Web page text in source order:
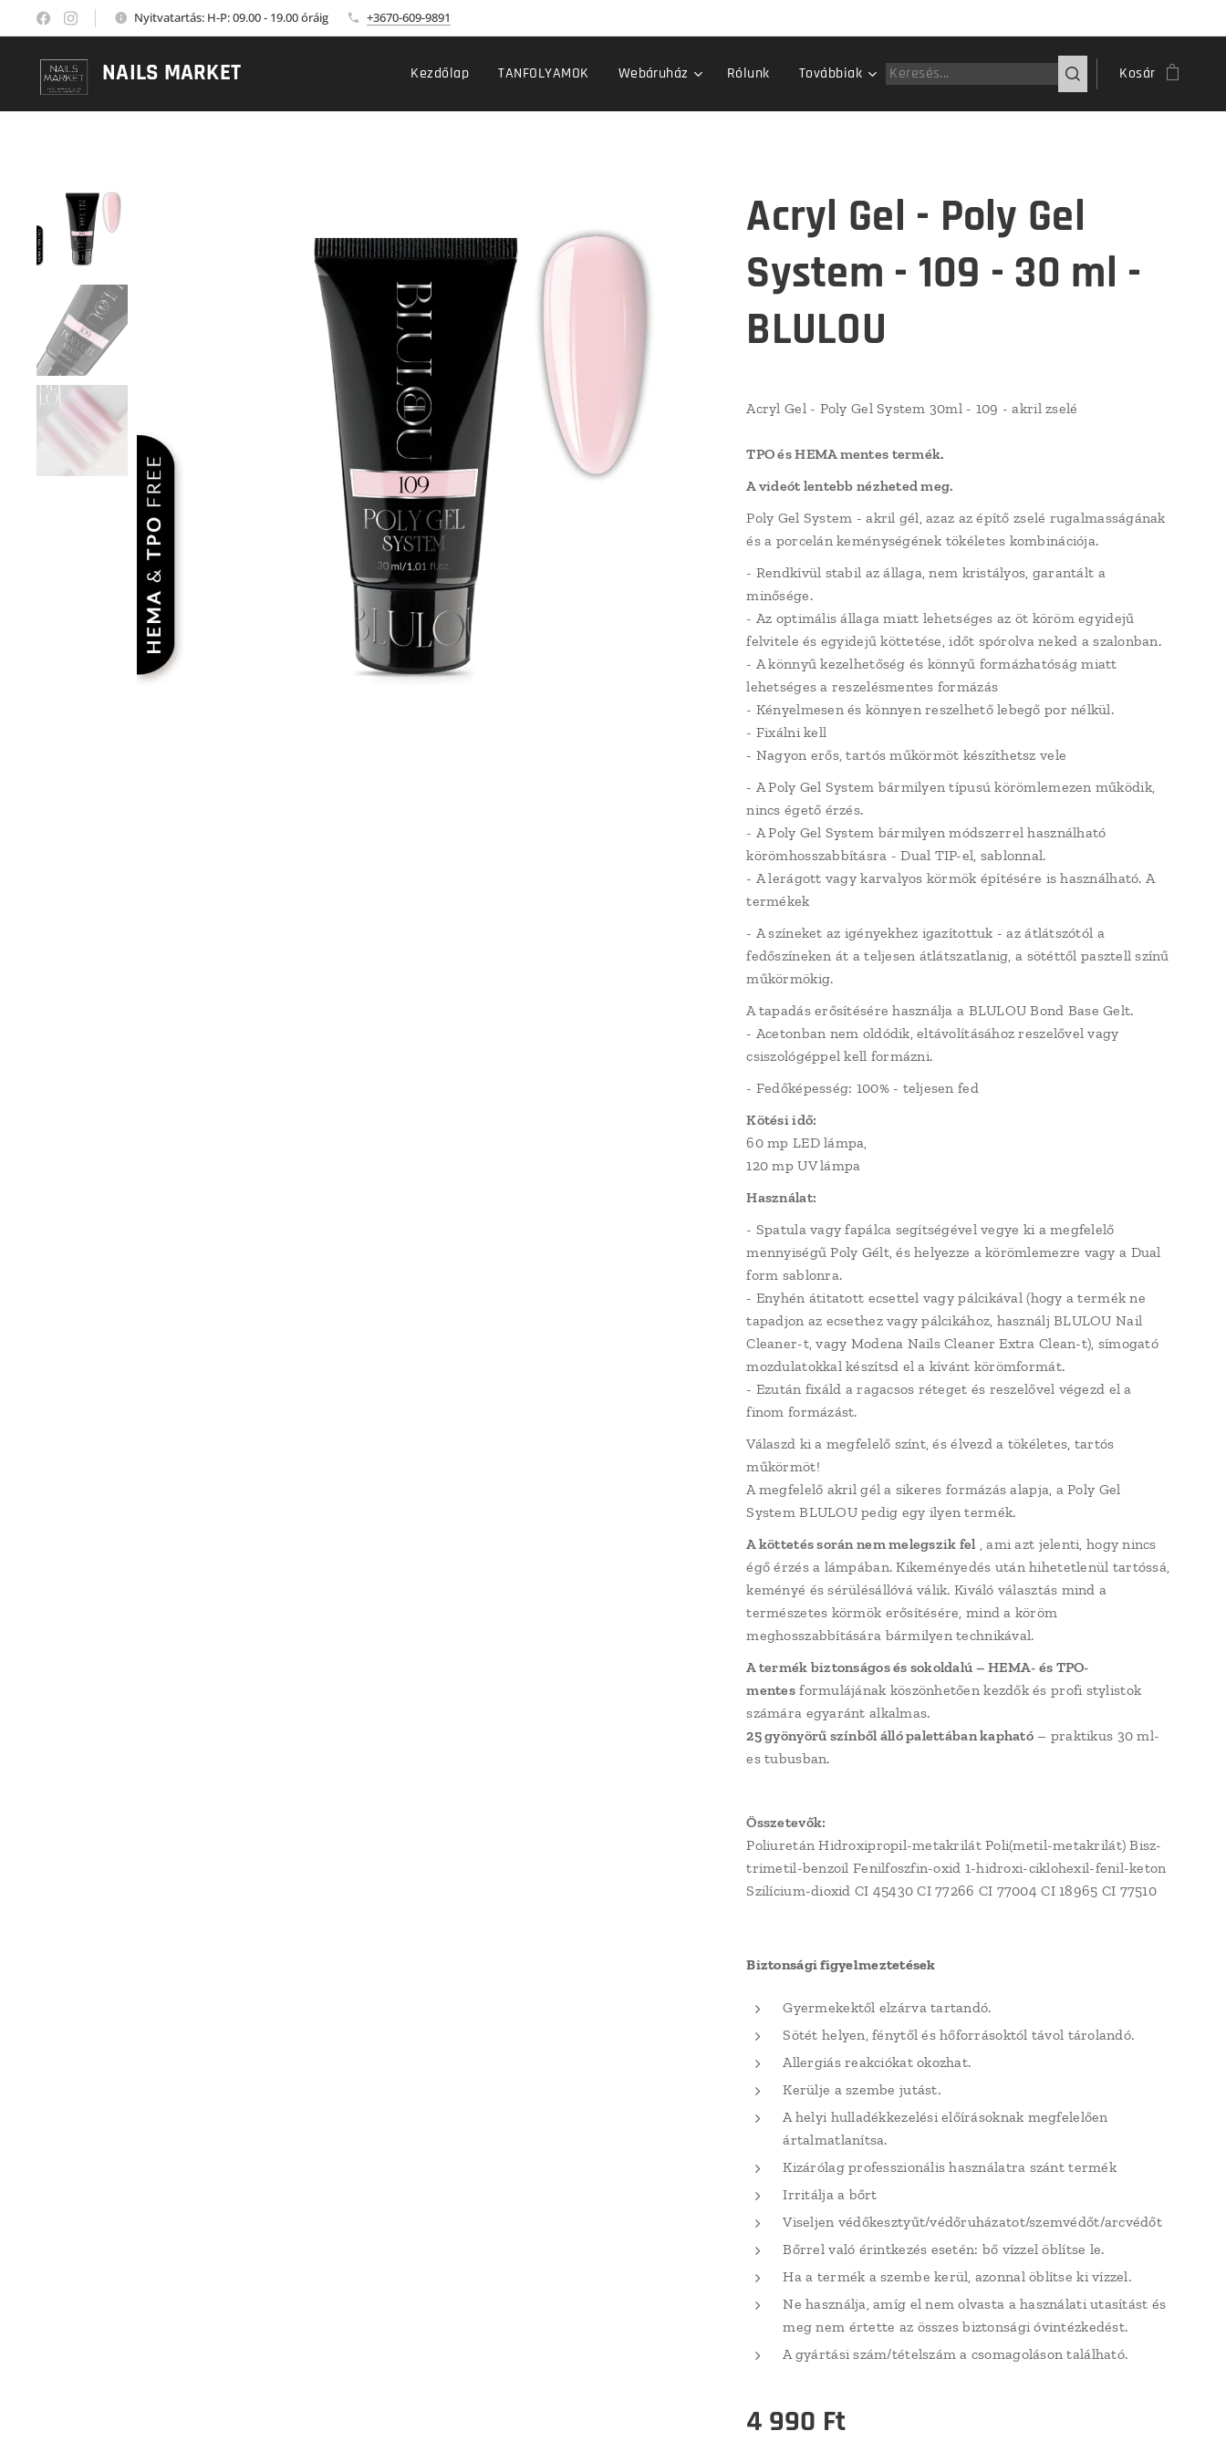
Nyitvatartás: H-P: 09.00 - 19.00 óráig +3670-609-9891
NAILS MARKET Kezdőlap TANFOLYAMOK Webáruház Rólunk Továbbiak Kosár
Acryl Gel - Poly Gel
System - 109 - 30 ml -
BLULOU
Acryl Gel - Poly Gel System 30ml - 109 - akril zselé
TPO és HEMA mentes termék.
A videót lentebb nézheted meg.
Poly Gel System - akril gél, azaz az építő zselé rugalmasságának
és a porcelán keménységének tökéletes kombinációja.
- Rendkívül stabil az állaga, nem kristályos, garantált a
minősége.
- Az optimális állaga miatt lehetséges az öt köröm egyidejű
felvitele és egyidejű köttetése, időt spórolva neked a szalonban.
- A könnyű kezelhetőség és könnyű formázhatóság miatt
lehetséges a reszelésmentes formázás
- Kényelmesen és könnyen reszelhető lebegő por nélkül.
- Fixálni kell
- Nagyon erős, tartós műkörmöt készíthetsz vele
- A Poly Gel System bármilyen típusú körömlemezen működik,
nincs égető érzés.
- A Poly Gel System bármilyen módszerrel használható
körömhosszabbításra - Dual TIP-el, sablonnal.
- A lerágott vagy karvalyos körmök építésére is használható. A
termékek
- A színeket az igényekhez igazítottuk - az átlátszótól a
fedőszíneken át a teljesen átlátszatlanig, a sötéttől pasztell színű
műkörmökig.
A tapadás erősítésére használja a BLULOU Bond Base Gelt.
- Acetonban nem oldódik, eltávolításához reszelővel vagy
csiszológéppel kell formázni.
- Fedőképesség: 100% - teljesen fed
Kötési idő:
60 mp LED lámpa,
120 mp UV lámpa
Használat:
- Spatula vagy fapálca segítségével vegye ki a megfelelő
mennyiségű Poly Gélt, és helyezze a körömlemezre vagy a Dual
form sablonra.
- Enyhén átitatott ecsettel vagy pálcikával (hogy a termék ne
tapadjon az ecsethez vagy pálcikához, használj BLULOU Nail
Cleaner-t, vagy Modena Nails Cleaner Extra Clean-t), símogató
mozdulatokkal készítsd el a kívánt körömformát.
- Ezután fixáld a ragacsos réteget és reszelővel végezd el a
finom formázást.
Válaszd ki a megfelelő színt, és élvezd a tökéletes, tartós
műkörmöt!
A megfelelő akril gél a sikeres formázás alapja, a Poly Gel
System BLULOU pedig egy ilyen termék.
A köttetés során nem melegszik fel , ami azt jelenti, hogy nincs
égő érzés a lámpában. Kikeményedés után hihetetlenül tartóssá,
keményé és sérülésállóvá válik. Kiváló választás mind a
természetes körmök erősítésére, mind a köröm
meghosszabbítására bármilyen technikával.
A termék biztonságos és sokoldalú – HEMA- és TPO-
mentes formulájának köszönhetően kezdők és profi stylistok
számára egyaránt alkalmas.
25 gyönyörű színből álló palettában kapható – praktikus 30 ml-
es tubusban.
Összetevők:
Poliuretán Hidroxipropil-metakrilát Poli(metil-metakrilát) Bisz-
trimetil-benzoil Fenilfoszfin-oxid 1-hidroxi-ciklohexil-fenil-keton
Szilícium-dioxid CI 45430 CI 77266 CI 77004 CI 18965 CI 77510
Biztonsági figyelmeztetések
Gyermekektől elzárva tartandó.
Sötét helyen, fénytől és hőforrásoktól távol tárolandó.
Allergiás reakciókat okozhat.
Kerülje a szembe jutást.
A helyi hulladékkezelési előírásoknak megfelelően
ártalmatlanítsa.
Kizárólag professzionális használatra szánt termék
Irritálja a bőrt
Viseljen védőkesztyűt/védőruházatot/szemvédőt/arcvédőt
Bőrrel való érintkezés esetén: bő vízzel öblítse le.
Ha a termék a szembe kerül, azonnal öblítse ki vízzel.
Ne használja, amíg el nem olvasta a használati utasítást és
meg nem értette az összes biztonsági óvintézkedést.
A gyártási szám/tételszám a csomagoláson található.
4 990 Ft